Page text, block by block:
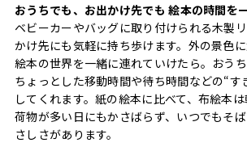
おうちでも、お出かけ先でも 絵本の時間を
ベビーカーやバッグに取り付けられる木製
かけ先にも気軽に持ち歩けます。外の景色に
絵本の世界を一緒に連れていけたら。おうち
ちょっとした移動時間や待ち時間などの“す
してくれます。紙の絵本に比べて、布絵本は
荷物が多い日にもかさばらず、いつでもそ
さしさがあります。